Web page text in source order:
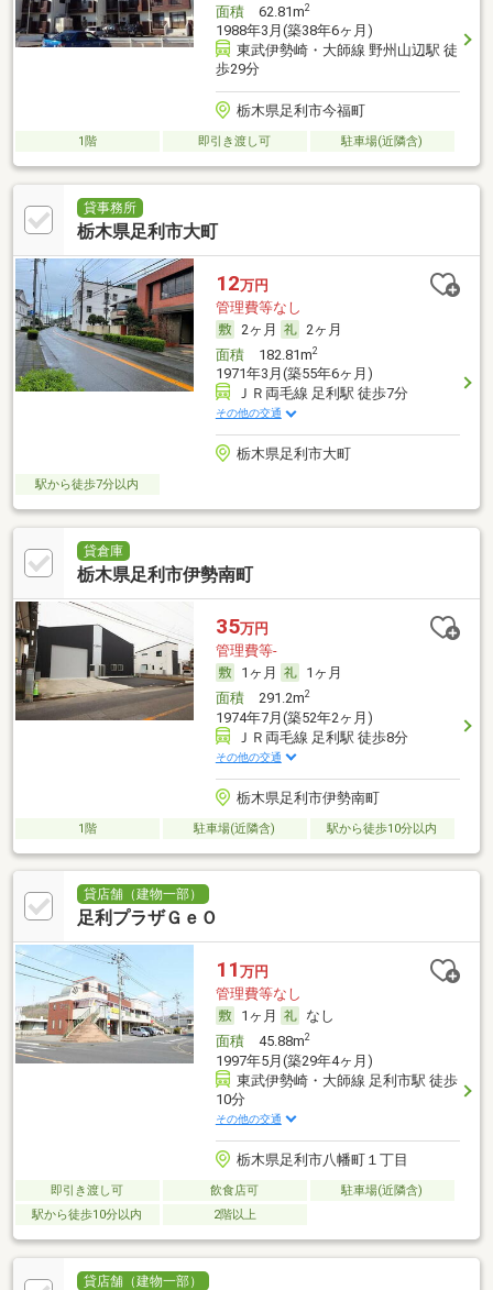
面積62.81m2
1988年3月(築38年6ヶ月)
東武伊勢崎・大師線 野州山辺駅 徒
歩29分
栃木県足利市今福町
1階 即引き渡し可 駐車場(近隣含)
貸事務所
栃木県足利市大町
12万円
管理費等なし
2ヶ月
2ヶ月
面積182.81m2
1971年3月(築55年6ヶ月)
ＪＲ両毛線 足利駅 徒歩7分
その他の交通
栃木県足利市大町
駅から徒歩7分以内
貸倉庫
栃木県足利市伊勢南町
35万円
管理費等-
1ヶ月
1ヶ月
面積291.2m2
1974年7月(築52年2ヶ月)
ＪＲ両毛線 足利駅 徒歩8分
その他の交通
栃木県足利市伊勢南町
1階 駐車場(近隣含) 駅から徒歩10分以内
貸店舗（建物一部）
足利プラザＧｅＯ
11 万円
管理費等なし
1ヶ月
なし
面積45.88m2
1997年5月(築29年4ヶ月)
東武伊勢崎・大師線 足利市駅 徒歩
10分
その他の交通
栃木県足利市八幡町１丁目
即引き渡し可 飲食店可
駐車場(近隣含)
駅から徒歩10分以内
2階以上
貸店舗（建物一部）